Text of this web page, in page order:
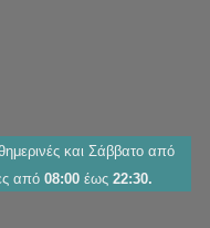
και Σάββατο από
από 08:00 έως 22:30.